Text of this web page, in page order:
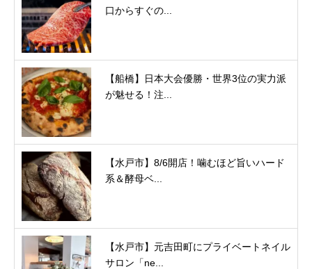
口からすぐの...
【船橋】日本大会優勝・世界3位の実力派
が魅せる！注...
【水戸市】8/6開店！噛むほど旨いハード
系＆酵母ベ...
【水戸市】元吉田町にプライベートネイル
サロン「ne...